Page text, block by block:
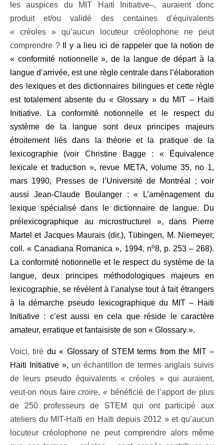
les auspices du MIT Haiti Initiative–, auraient donc
produit et/ou validé des centaines d’équivalents
« créoles » qu’aucun locuteur créolophone ne peut
comprendre ?
Il y a lieu ici de rappeler que la notion de
« conformité notionnelle », de la langue de départ à la
langue d’arrivée, est une règle centrale dans l’élaboration
des lexiques et des dictionnaires bilingues et cette règle
est totalement absente du « Glossary » du MIT – Haiti
Initiative. La conformité notionnelle et le respect du
système de la langue sont deux principes majeurs
étroitement liés dans la théorie et la pratique de la
lexicographie (voir Christine Bagge : « Équivalence
lexicale et traduction », revue META, volume 35, no 1,
mars 1990, Presses de l’Université de Montréal ; voir
aussi Jean-Claude Boulanger : « L’aménagement du
lexique spécialisé dans le dictionnaire de langue. Du
prélexicographique au microstructurel », dans Pierre
Martel et Jacques Maurais (dir.), Tübingen, M. Niemeyer,
coll. « Canadiana Romanica », 1994, no8, p. 253 – 268).
La conformité notionnelle et le respect du système de la
langue, deux principes méthodologiques majeurs en
lexicographie, se révèlent à l’analyse tout à fait étrangers
à la démarche pseudo lexicographique du
MIT – Haiti
Initiative : c’est aussi en cela que réside le caractère
amateur, erratique et fantaisiste de son « Glossary ».
Voici, tiré du« Glossary of STEM terms from the MIT –
Haiti Initiative », un échantillon de termes anglais suivis
de leurs pseudo équivalents « créoles » qui auraient,
veut-on nous faire croire, « bénéficié de l’apport de plus
de 250 professeurs de STEM qui ont participé aux
ateliers du MIT-Haïti en Haïti depuis 2012 » et qu’aucun
locuteur créolophone ne peut comprendre alors même